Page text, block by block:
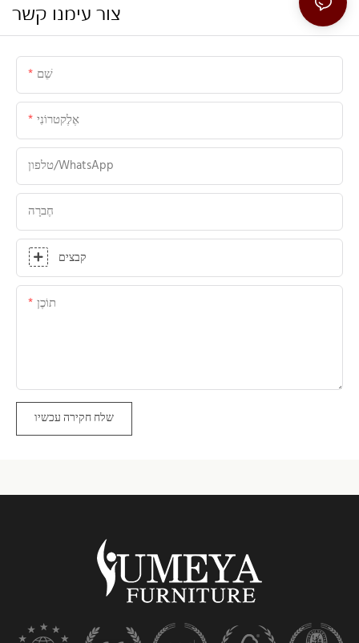
צור עימנו קשר
שֵׁם
אֶלֶקטרוֹנִי
טלפון/WhatsApp
חֶברָה
קבצים
תוֹכֶן
שלח חקירה עכשיו